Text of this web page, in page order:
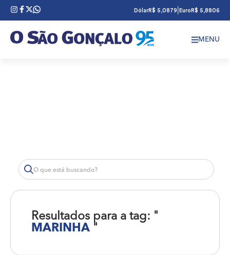
DólarR$ 5,0879 Euro R$ 5,8806
MENU
Resultados para a tag: "
MARINHA "